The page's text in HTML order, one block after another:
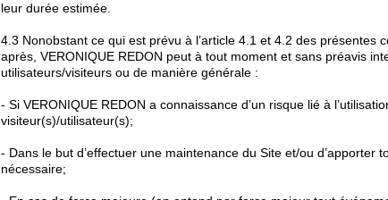
leur durée estimée.
4.3 Nonobstant ce qui est prévu à l’article 4.1 et 4.2 des présentes
après, VERONIQUE REDON peut à tout moment et sans préavis
utilisateurs/visiteurs ou de manière générale :
- Si VERONIQUE REDON a connaissance d’un risque lié à
visiteur(s)/utilisateur(s);
- Dans le but d’effectuer une maintenance du Site et/ou d’apporter
nécessaire;